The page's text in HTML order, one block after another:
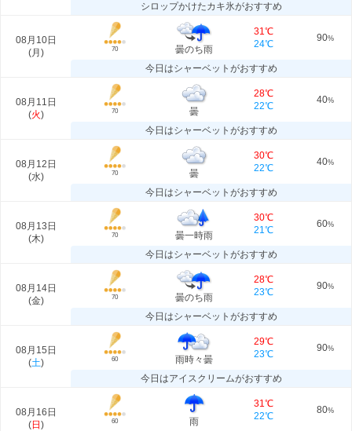
シロップかけたカキ氷がおすすめ
08月10日
(月 ) 70 曇のち雨
31℃
24℃
90%
今日はシャーベットがおすすめ
08月11日
(火) 70 曇
28℃
22℃
40%
今日はシャーベットがおすすめ
08月12日
(水) 70 曇
30℃
22℃
40%
今日はシャーベットがおすすめ
08月13日
(木) 70 曇一時雨
30℃
21℃
60%
今日はシャーベットがおすすめ
08月14日
(金) 70 曇のち雨
28℃
23℃
90%
今日はシャーベットがおすすめ
08月15日
(土) 60 雨時々曇
29℃
23℃
90%
今日はアイスクリームがおすすめ
08月16日
(日 ) 60 雨
31℃
22℃
80%